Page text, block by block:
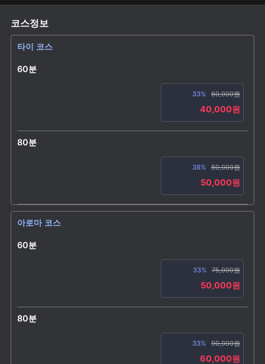
코스정보
타이 코스
60분
33% 60,000원
40,000원
80분
38% 80,000원
50,000원
아로마 코스
60분
33% 75,000원
50,000원
80분
33% 90,000원
60,000원